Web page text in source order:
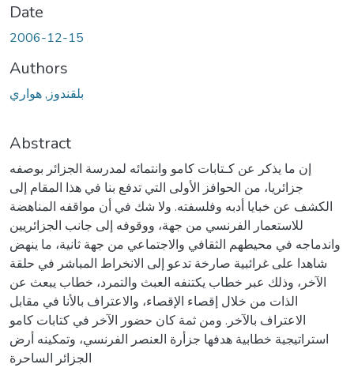
Date
2006-12-15
Authors
بلقندوز, هواري
Abstract
إن ما يذكر عن كـتابات كامو وانتمائه لمدرسة الجزائر بوصفه
جزائريا، من الحوافز الأولى التي تدفع بنا في هذا المقام إلى
الكشف عن خبايا أدبه وفلسفته. ولا شك في أن مواقفه المناهضة
للاستعمار الفرنسي من جهة، ووقوفه إلى جانب الجزائريين
واندماجه في محيطهم الثقافي والاجتماعي من جهة ثانية، ما ينهض
شاهدا على غرائبية صارخة تدعو إلى الانخراط المباشر في حلقة
الآخر، وذلك عبر خطاب يكتنفه العبث والتمرد، خطاب يبعث عن
الذات من خلال إقصاء الإقصاء، والاعتراف بالأنا في مقابل
الاعتراف بالآخر. ومن ثمة كان حضور الآخر في كتابات كامو
استراتيجية خطابية هدفها جزأرة العنصر الفرنسي، وتمكينه أرض
الجزائر الساحرة